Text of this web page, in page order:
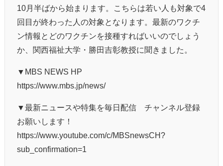
10月半ばから始まります。こちらは若い人も対象で4
回目が終わった人の対象となります。最新のワクチ
ン情報とどのワクチンを接種すればいいのでしょう
か、関西福祉大学・勝田吉彰教授に聞きました。
▼MBS NEWS HP
https://www.mbs.jp/news/
▼最新ニュースや特集を毎日配信 チャンネル登録
お願いします！
https://www.youtube.com/c/MBSnewsCH?
sub_confirmation=1